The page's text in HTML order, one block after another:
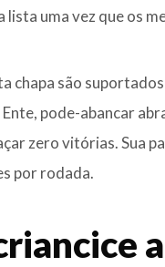
lista uma vez que os
chapa são
pode-abancar
zero vitórias. Sua
por rodada.